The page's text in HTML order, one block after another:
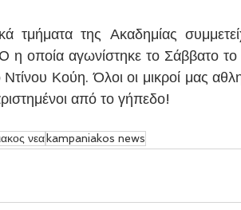
τμήματα της Ακαδημίας
η οποία αγωνίστηκε το Σάββατο
Κούη. Όλοι οι μικροί μας
από το γήπεδο!
νεαkampaniakos news